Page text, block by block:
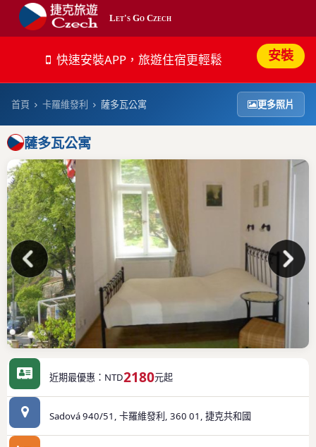
Let's Go Czech
熱門
奢華
搜尋
帳號
快速安裝APP，旅遊住宿更輕鬆 安裝
首頁 卡羅維發利 薩多瓦公寓 更多照片
薩多瓦公寓
近期最優惠：NTD2180元起
Sadová 940/51, 卡羅維發利, 360 01, 捷克共和國